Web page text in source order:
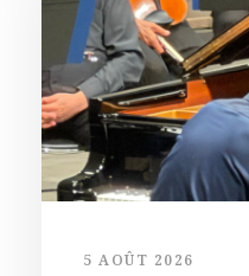
5 AOÛT 2026